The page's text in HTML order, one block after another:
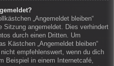
„Angemeldet bleiben“
Sitzung angemeldet. Dies verhindert
durch einen Dritten. Um
Kästchen „Angemeldet bleiben“
empfehlenswert, wenn du dich
Beispiel in einem Internetcafé,